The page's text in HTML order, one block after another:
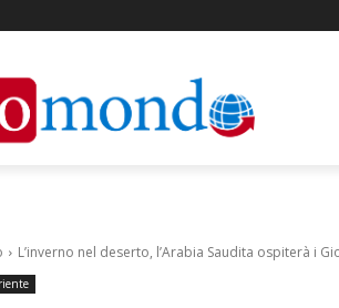
L’inverno nel deserto, l’Arabia Saudita ospiterà i